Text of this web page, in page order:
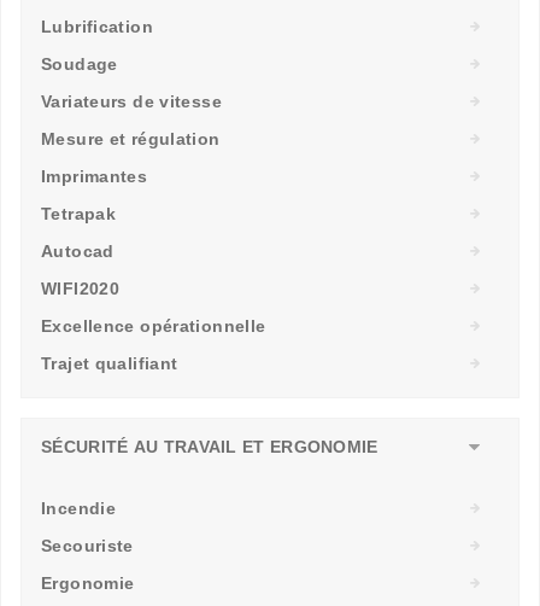
Lubrification
Soudage
Variateurs de vitesse
Mesure et régulation
Imprimantes
Tetrapak
Autocad
WIFI2020
Excellence opérationnelle
Trajet qualifiant
SÉCURITÉ AU TRAVAIL ET ERGONOMIE
Incendie
Secouriste
Ergonomie